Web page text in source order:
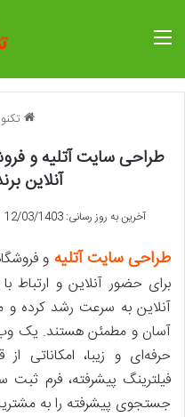
طراحی سایت آتلیه و
آنلاین
آخرین به روز رسانی: 12/03/1403
طراحی سایت آتلیه و
برای حضور آنلاین و ارتباط
آنلاین به سرعت رشد کرده و
آسان و مطمئن هستند. یک وب
حرفه‌ای و زیبا، امکاناتی
فیلترینگ پیشرفته، فرم ثبت
جستجوی پیشرفته را به